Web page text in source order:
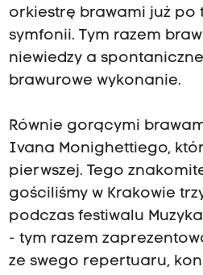
orkiestrę brawami już po
symfonii. Tym razem
niewiedzy a
brawurowe wykonanie.
Równie gorącymi
Ivana Monighettiego,
pierwszej. Tego
gościliśmy w Krakowie
podczas festiwalu
- tym razem
ze swego repertuaru,